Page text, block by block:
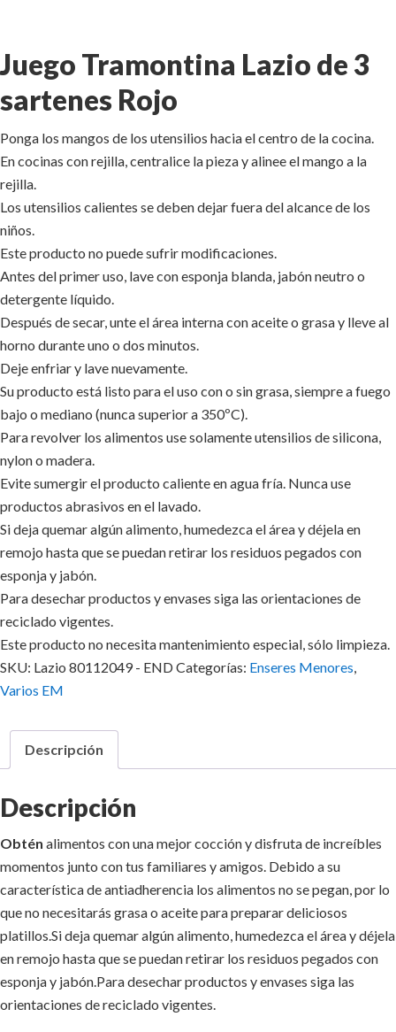
Juego Tramontina Lazio de 3
sartenes Rojo
Ponga los mangos de los utensilios hacia el centro de la cocina.
En cocinas con rejilla, centralice la pieza y alinee el mango a la
rejilla.
Los utensilios calientes se deben dejar fuera del alcance de los
niños.
Este producto no puede sufrir modificaciones.
Antes del primer uso, lave con esponja blanda, jabón neutro o
detergente líquido.
Después de secar, unte el área interna con aceite o grasa y lleve al
horno durante uno o dos minutos.
Deje enfriar y lave nuevamente.
Su producto está listo para el uso con o sin grasa, siempre a fuego
bajo o mediano (nunca superior a 350ºC).
Para revolver los alimentos use solamente utensilios de silicona,
nylon o madera.
Evite sumergir el producto caliente en agua fría. Nunca use
productos abrasivos en el lavado.
Si deja quemar algún alimento, humedezca el área y déjela en
remojo hasta que se puedan retirar los residuos pegados con
esponja y jabón.
Para desechar productos y envases siga las orientaciones de
reciclado vigentes.
Este producto no necesita mantenimiento especial, sólo limpieza.
SKU: Lazio 80112049 - ENDCategorías: Enseres Menores,
Varios EM
Descripción
Descripción
Obtén alimentos con una mejor cocción y disfruta de increíbles
momentos junto con tus familiares y amigos. Debido a su
característica de antiadherencia los alimentos no se pegan, por lo
que no necesitarás grasa o aceite para preparar deliciosos
platillos.Si deja quemar algún alimento, humedezca el área y déjela
en remojo hasta que se puedan retirar los residuos pegados con
esponja y jabón.Para desechar productos y envases siga las
orientaciones de reciclado vigentes.